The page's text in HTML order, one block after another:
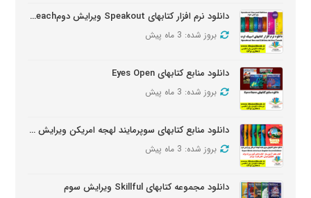
دانلود نرم افزار کتابهای Speakout ویرایش دومSpeakout Active Teach
بروز شده: 3 ماه پیش
دانلود منابع کتابهای Eyes Open
بروز شده: 3 ماه پیش
دانلود منابع کتابهای سوپرمایند لهجه امریکن ویرایش دومSuper Minds American Second Edition
بروز شده: 3 ماه پیش
دانلود مجموعه کتابهای Skillful ویرایش سوم